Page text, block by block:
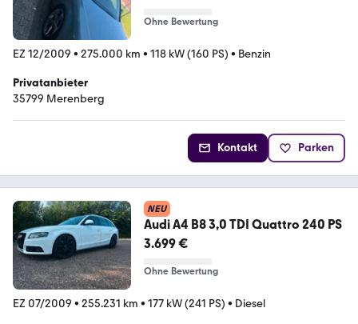
Ohne Bewertung
EZ 12/2009 • 275.000 km • 118 kW (160 PS) • Benzin
Privatanbieter
35799 Merenberg
Kontakt Parken
NEU
Audi A4 B8 3,0 TDI Quattro 240 PS
3.699 €
Ohne Bewertung
EZ 07/2009 • 255.231 km • 177 kW (241 PS) • Diesel